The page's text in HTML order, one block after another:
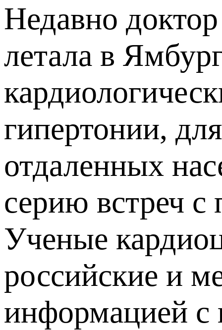
Недавно
летала в
гипертонии,
отдаленных
серию встреч
Ученые
российские и
информацией с